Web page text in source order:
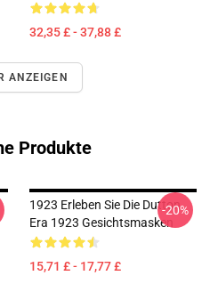
32,35 £ - 37,88 £
ANZEIGEN
Produkte
1923 Erleben Sie Die Dutton
Era 1923 Gesichtsmasken
15,71 £ - 17,77 £
-20%